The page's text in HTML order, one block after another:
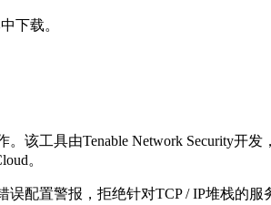
下载。
该工具由Tenable Network Security开
。
配置警报，拒绝针对TCP / IP堆栈的